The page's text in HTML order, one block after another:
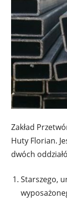
Zakład
Huty Florian.
dwóch
Starszego,